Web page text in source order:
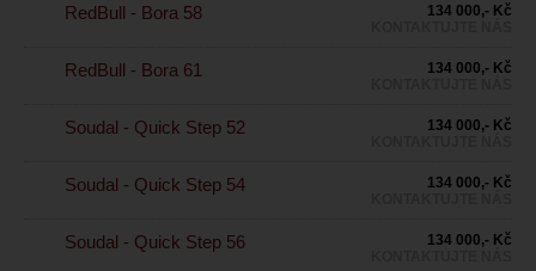
RedBull - Bora 58
134 000,- Kč
RedBull - Bora 61
134 000,- Kč
Soudal - Quick Step 52
134 000,- Kč
Soudal - Quick Step 54
134 000,- Kč
Soudal - Quick Step 56
134 000,- Kč